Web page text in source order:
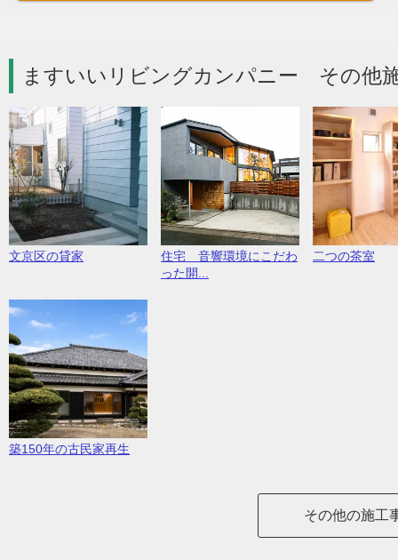
ますいいリビングカンパニー その他
文京区の貸家
住宅 音響環境にこだわ
った開...
二つの茶室
築150年の古民家再生
その他の施工